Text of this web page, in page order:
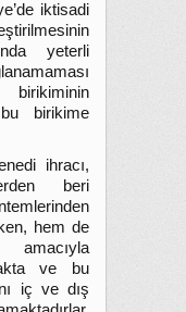
iktisadi
yeterli
birikime
ihracı,
beri
hem de
ve bu
iç ve dış